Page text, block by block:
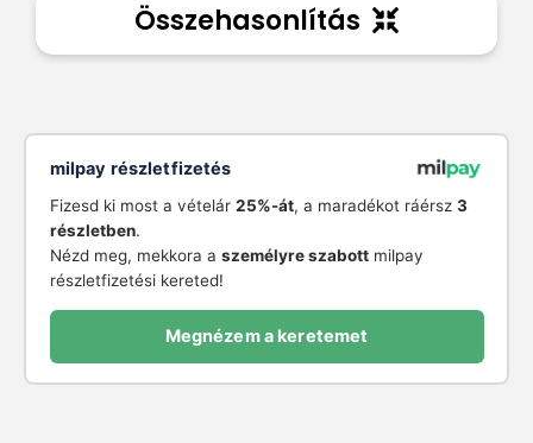
Összehasonlítás
milpay részletfizetés
Fizesd ki most a vételár 25%-át, a maradékot ráérsz 3
részletben.
Nézd meg, mekkora a személyre szabottmilpay
részletfizetési kereted!
Megnézem a keretemet